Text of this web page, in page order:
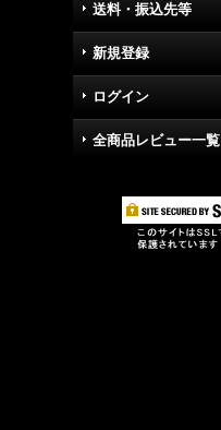
送料・振込先等
新規登録
ログイン
全商品レビュー一覧